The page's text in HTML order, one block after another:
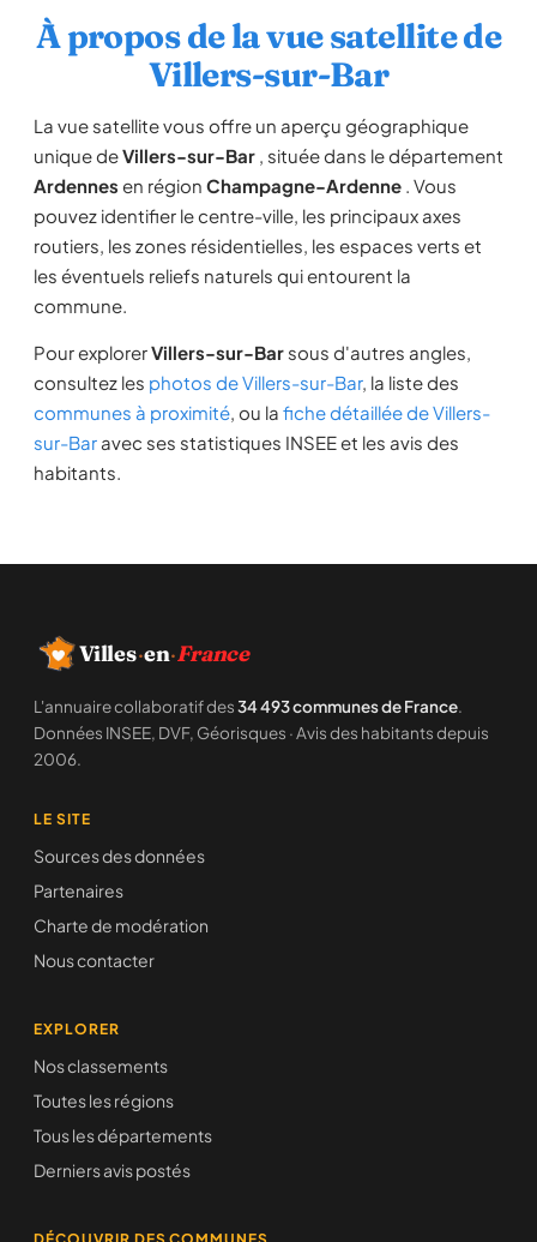
À propos de la vue satellite de
Villers-sur-Bar
La vue satellite vous offre un aperçu géographique
unique deVillers-sur-Bar , située dans le département
Ardennes en région Champagne-Ardenne . Vous
pouvez identifier le centre-ville, les principaux axes
routiers, les zones résidentielles, les espaces verts et
les éventuels reliefs naturels qui entourent la
commune.
Pour explorerVillers-sur-Bar sous d'autres angles,
consultez les photos de Villers-sur-Bar, la liste des
communes à proximité, ou la fiche détaillée de Villers-
sur-Bar avec ses statistiques INSEE et les avis des
habitants.
Villes·en·France
L'annuaire collaboratif des34 493 communes de France.
Données INSEE, DVF, Géorisques · Avis des habitants depuis
2006.
LE SITE
Sources des données
Partenaires
Charte de modération
Nous contacter
EXPLORER
Nos classements
Toutes les régions
Tous les départements
Derniers avis postés